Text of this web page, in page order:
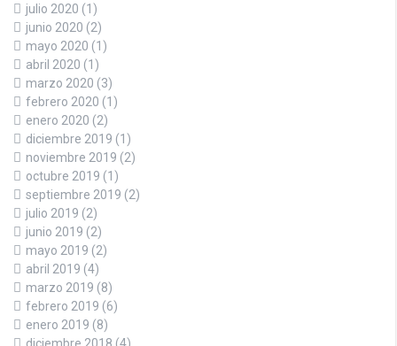
julio 2020 (1)
junio 2020 (2)
mayo 2020 (1)
abril 2020 (1)
marzo 2020 (3)
febrero 2020 (1)
enero 2020 (2)
diciembre 2019 (1)
noviembre 2019 (2)
octubre 2019 (1)
septiembre 2019 (2)
julio 2019 (2)
junio 2019 (2)
mayo 2019 (2)
abril 2019 (4)
marzo 2019 (8)
febrero 2019 (6)
enero 2019 (8)